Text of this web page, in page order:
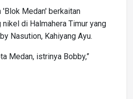
Medan' berkaitan
di Halmahera Timur yang
Nasution, Kahiyang Ayu.
Medan, istrinya Bobby,”